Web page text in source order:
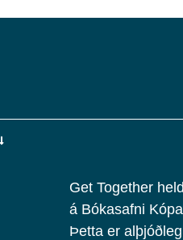
Get Together
á Bókasafni
Þetta er